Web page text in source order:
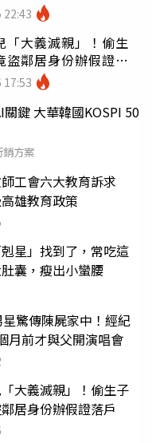
「大義滅親」！偷生
鄰居身份辦假證落
鍵 大華韓國KOSPI 50
銷方案
工會六大教育訴求
雄教育政策
星」找到了，常吃這
囊，瘦出小蠻腰
驚傳陳屍家中！經紀
前才與父開演唱會
大義滅親」！偷生子
居身份辦假證落戶